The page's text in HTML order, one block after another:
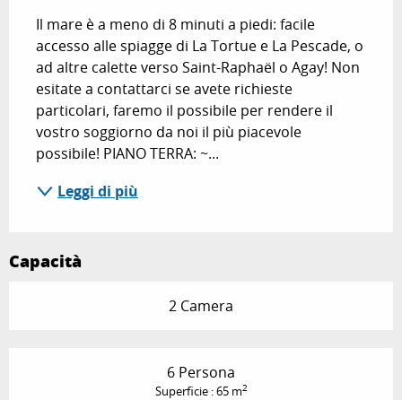
Il mare è a meno di 8 minuti a piedi: facile
accesso alle spiagge di La Tortue e La Pescade, o
ad altre calette verso Saint-Raphaël o Agay! Non
esitate a contattarci se avete richieste
particolari, faremo il possibile per rendere il
vostro soggiorno da noi il più piacevole
possibile! PIANO TERRA: ~...
Leggi di più
Capacità
2 Camera
6 Persona
Superficie : 65 m2